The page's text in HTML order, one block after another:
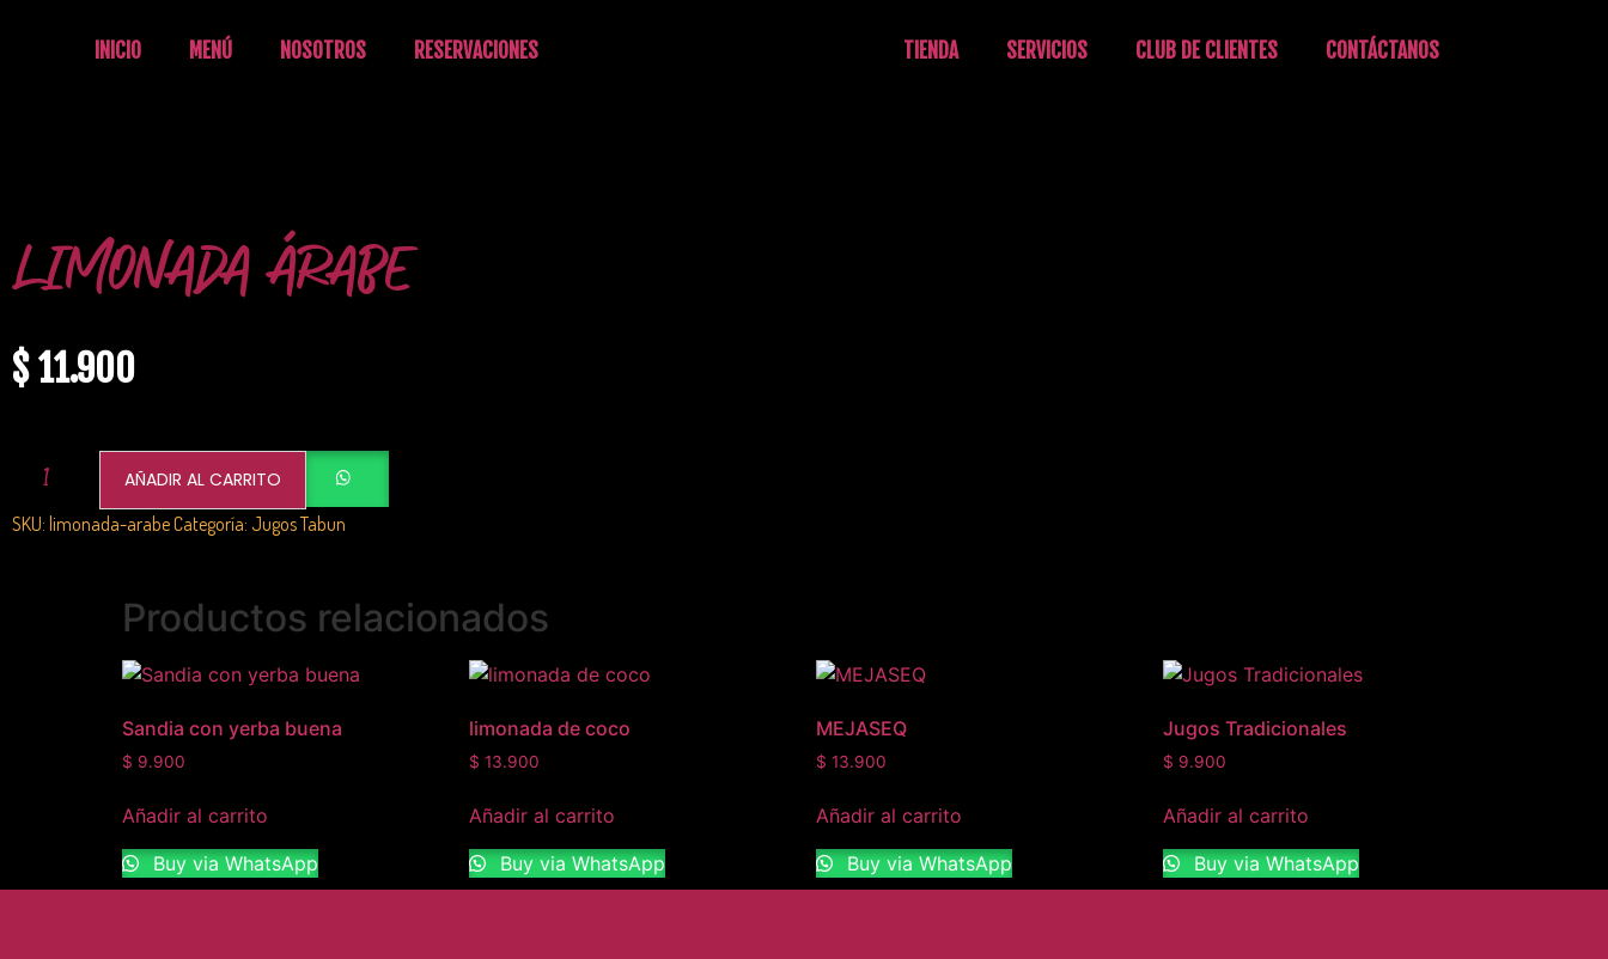
INICIO MENÚ NOSOTROS RESERVACIONES TIENDA SERVICIOS CLUB DE CLIENTES CONTÁCTANOS
LIMONADA ÁRABE
$11.900
AÑADIR AL CARRITO
SKU: limonada-arabeCategoría: Jugos Tabun
Productos relacionados
Sandia con yerba buena
$ 9.900
Añadir al carrito
Buy via WhatsApp
limonada de coco
$ 13.900
Añadir al carrito
Buy via WhatsApp
MEJASEQ
$ 13.900
Añadir al carrito
Buy via WhatsApp
Jugos Tradicionales
$ 9.900
Añadir al carrito
Buy via WhatsApp